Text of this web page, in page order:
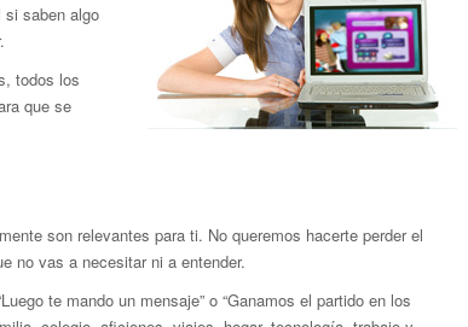
saben algo
todos los
que se
son relevantes para ti. No queremos hacerte perder el
no vas a necesitar ni a entender.
te mando un mensaje” o “Ganamos el partido en los